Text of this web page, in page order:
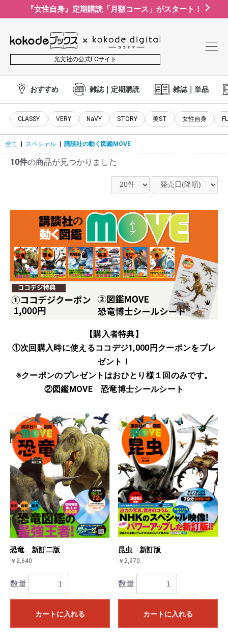
『女性自身』定期購読「月額コース」がスタート！
光文社の公式ECサイト
おすすめ 雑誌｜定期購読 雑誌｜単品
CLASSY. VERY NaVY STORY 美ST 女性自身
全て | スペシャル | 講談社の動く図鑑MOVE
10件の商品が見つかりました
【購入者特典】
①次回購入時に使えるココデジ1,000円クーポンをプレ
ゼント！
※クーポンのプレゼントはおひとり様１回のみです。
②図鑑MOVE 恐竜博士シールシート
恐竜 新訂二版
￥2,640
数量
カートに入れる
昆虫 新訂版
￥2,970
数量
カートに入れる